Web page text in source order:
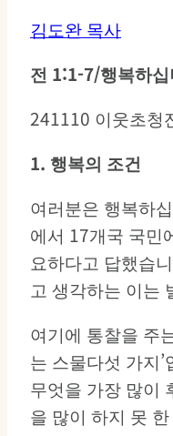
김도완 목사
전 1:1-7/행복하십
241110 이웃초청
1. 행복의 조건
여러분은 행복하
에서 17개국 국민
요하다고 답했습
고 생각하는 이는
여기에 통찰을 주
는 스물다섯 가지
무엇을 가장 많이
을 많이 하지 못